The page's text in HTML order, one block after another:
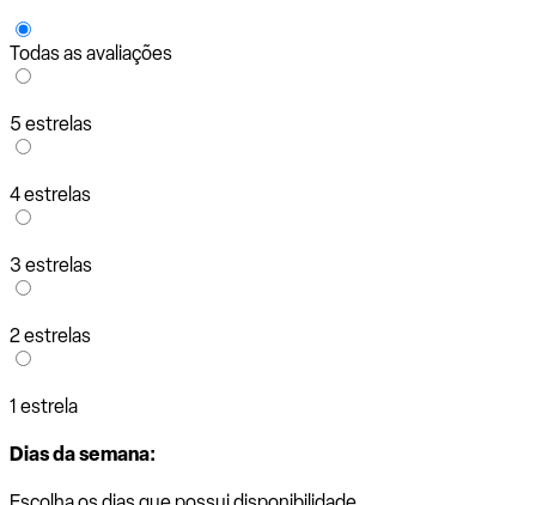
Todas as avaliações
5 estrelas
4 estrelas
3 estrelas
2 estrelas
1 estrela
Dias da semana: